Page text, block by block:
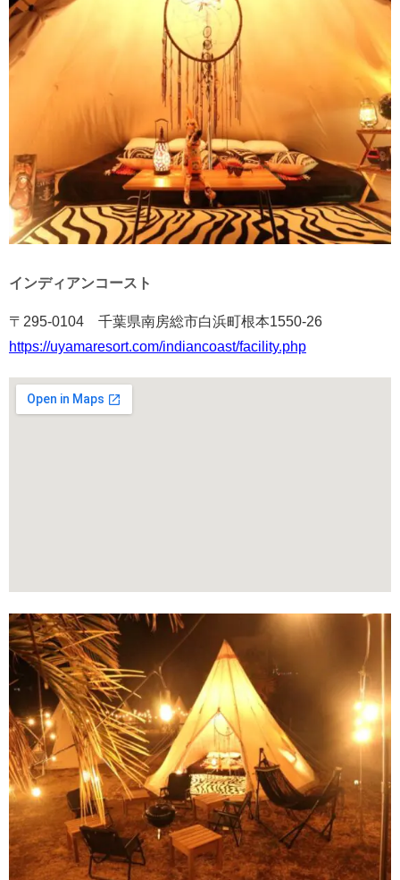
インディアンコースト
〒295-0104 千葉県南房総市白浜町根本1550-26
https://uyamaresort.com/indiancoast/facility.php